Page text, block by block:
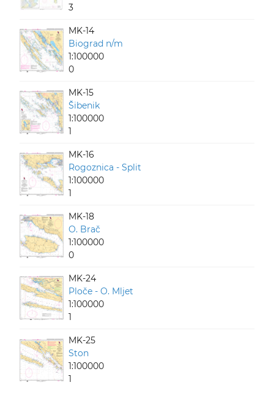
3
MK-14
Biograd n/m
1:100000
0
MK-15
Šibenik
1:100000
1
MK-16
Rogoznica - Split
1:100000
1
MK-18
O. Brač
1:100000
0
MK-24
Ploče - O. Mljet
1:100000
1
MK-25
Ston
1:100000
1